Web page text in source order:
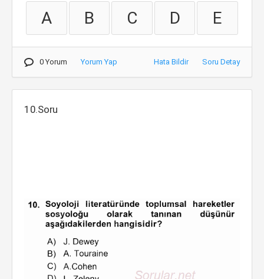
A B C D E
0 Yorum Yorum Yap Hata Bildir Soru Detay
10.Soru